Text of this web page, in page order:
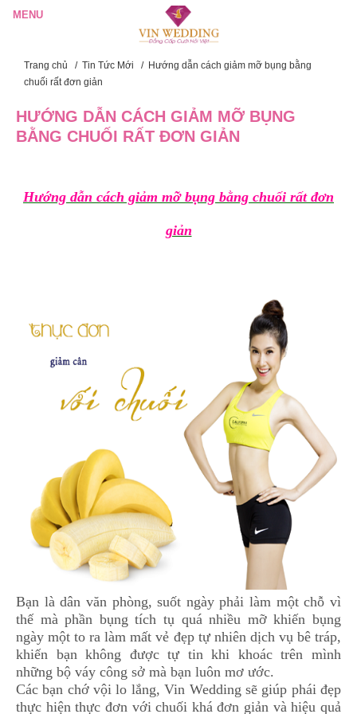
Trang chủ / Tin Tức Mới / Hướng dẫn cách giảm mỡ bụng bằng
chuối rất đơn giản
HƯỚNG DẪN CÁCH GIẢM MỠ BỤNG
BẰNG CHUỐI RẤT ĐƠN GIẢN
Hướng dẫn cách giảm mỡ bụng bằng chuối rất đơn
giản
Bạn là dân văn phòng, suốt ngày phải làm một chỗ vì
thế mà phần bụng tích tụ quá nhiều mỡ khiến bụng
ngày một to ra làm mất vẻ đẹp tự nhiên dịch vụ bê tráp,
khiến bạn không được tự tin khi khoác trên mình
những bộ váy công sở mà bạn luôn mơ ước.
Các bạn chớ vội lo lắng, Vin Wedding sẽ giúp phái đẹp
thực hiện thực đơn với chuối khá đơn giản và hiệu quả